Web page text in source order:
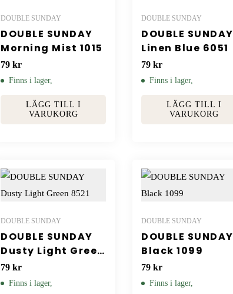
DOUBLE SUNDAY
DOUBLE SUNDAY
Morning Mist 1015
79kr
Finns i lager,
LÄGG TILL I
VARUKORG
DOUBLE SUNDAY
DOUBLE SUNDAY
Linen Blue 6051
79kr
Finns i lager,
LÄGG TILL I
VARUKORG
DOUBLE SUNDAY
DOUBLE SUNDAY
Dusty Light Green
8521
79kr
Finns i lager,
DOUBLE SUNDAY
DOUBLE SUNDAY
Black 1099
79kr
Finns i lager,